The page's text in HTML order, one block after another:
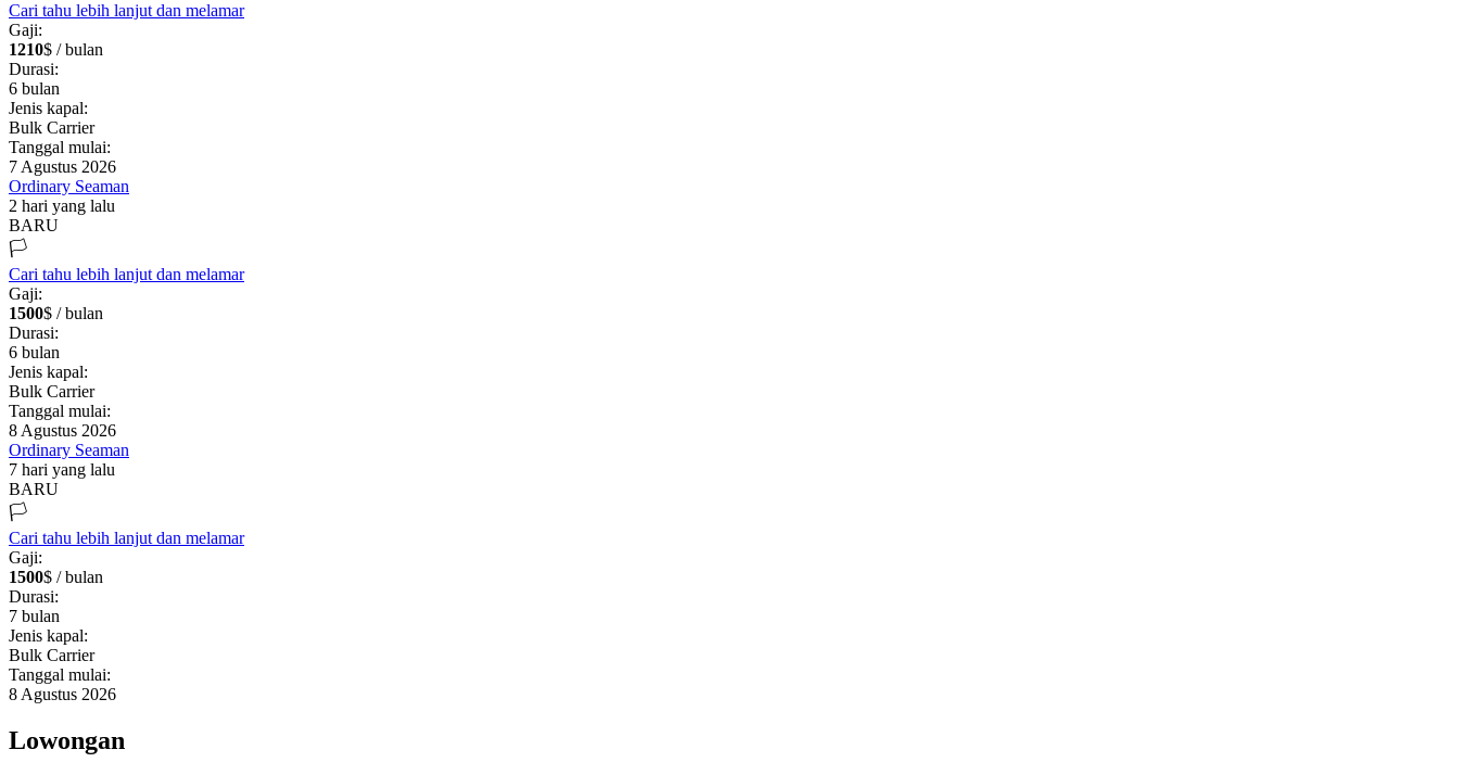
Cari tahu lebih lanjut dan melamar
Gaji:
1210$ / bulan
Durasi:
6 bulan
Jenis kapal:
Bulk Carrier
Tanggal mulai:
7 Agustus 2026
Ordinary Seaman
2 hari yang lalu
BARU
🏳️
Cari tahu lebih lanjut dan melamar
Gaji:
1500$ / bulan
Durasi:
6 bulan
Jenis kapal:
Bulk Carrier
Tanggal mulai:
8 Agustus 2026
Ordinary Seaman
7 hari yang lalu
BARU
🏳️
Cari tahu lebih lanjut dan melamar
Gaji:
1500$ / bulan
Durasi:
7 bulan
Jenis kapal:
Bulk Carrier
Tanggal mulai:
8 Agustus 2026
Lowongan